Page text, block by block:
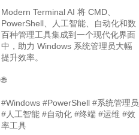
Modern Terminal AI 将 CMD、
PowerShell、人工智能、自动化和数
百种管理工具集成到一个现代化界面
中，助力 Windows 系统管理员大幅
提升效率。
🌐
#Windows #PowerShell #系统管理员
#人工智能 #自动化 #终端 #运维 #效
率工具